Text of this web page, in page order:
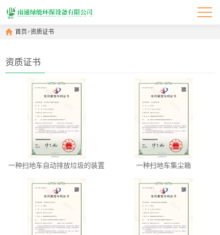
首页>资质证书
资质证书
一种扫地车自动排放垃圾的装置 一种扫地车集尘箱